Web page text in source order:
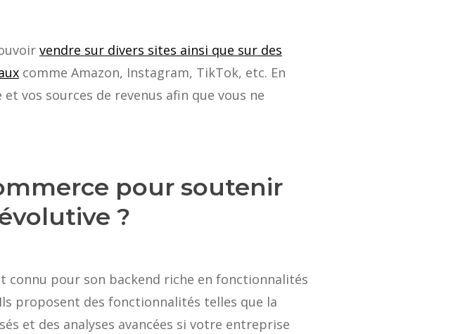
vendre sur divers sites ainsi que sur des
comme Amazon, Instagram, TikTok, etc. En
vos sources de revenus afin que vous ne
pour soutenir
?
connu pour son backend riche en fonctionnalités
proposent des fonctionnalités telles que la
et des analyses avancées si votre entreprise